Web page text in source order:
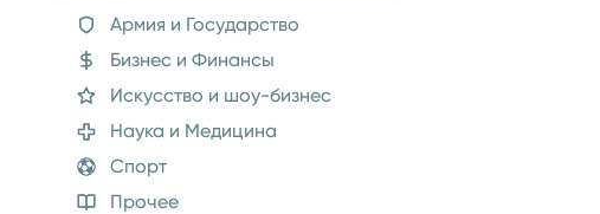
Армия и Государство
Бизнес и Финансы
Искусство и шоу-бизнес
Наука и Медицина
Спорт
Прочее